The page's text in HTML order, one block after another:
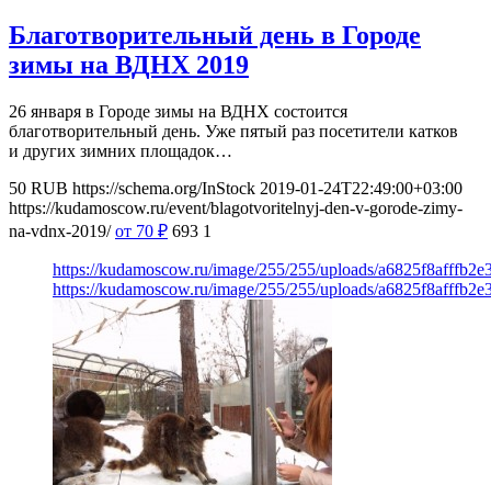
Благотворительный день в Городе
зимы на ВДНХ 2019
26 января в Городе зимы на ВДНХ состоится
благотворительный день. Уже пятый раз посетители катков
и других зимних площадок…
50 RUB https://schema.org/InStock 2019-01-24T22:49:00+03:00
https://kudamoscow.ru/event/blagotvoritelnyj-den-v-gorode-zimy-
na-vdnx-2019/ от 70 ₽ 693 1
https://kudamoscow.ru/image/255/255/uploads/
https://kudamoscow.ru/image/255/255/uploads/